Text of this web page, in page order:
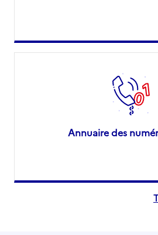
Annuaire des